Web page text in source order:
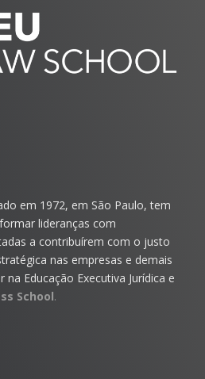
em 1972, em São Paulo, tem
lideranças com
a contribuírem com o justo
nas empresas e demais
Educação Executiva Jurídica e
School.